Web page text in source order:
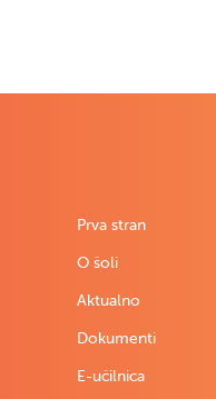
Prva stran
O šoli
Aktualno
Dokumenti
E-učilnica